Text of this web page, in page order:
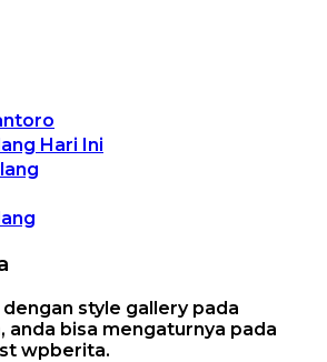
Hari Ini
style gallery pada
anda bisa mengaturnya pada
wpberita.